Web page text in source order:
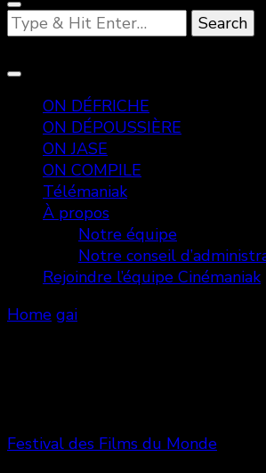
Looking
for
ON DÉFRICHE
ON DÉPOUSSIÈRE
ON JASE
ON COMPILE
Télémaniak
À propos
Notre équipe
Notre conseil
Rejoindre l’équipe Cinémaniak
Home gai
Festival des Films du Monde